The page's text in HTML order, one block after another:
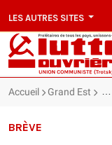
LES AUTRES SITES
Accueil Grand Est
BRÈVE